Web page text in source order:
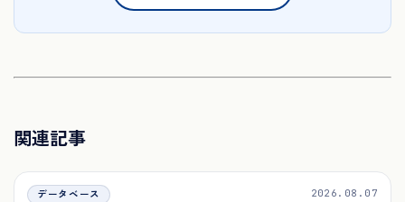
関連記事
データベース 2026.08.07